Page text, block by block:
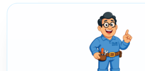
podle typu stínění. Používáme kvalitní
zpracování, a pokud by přesto bylo
náš servis vyřídíme rychle a férově.